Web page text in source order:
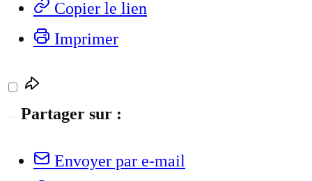
Copier le lien
Imprimer
Partager sur :
Envoyer par e-mail